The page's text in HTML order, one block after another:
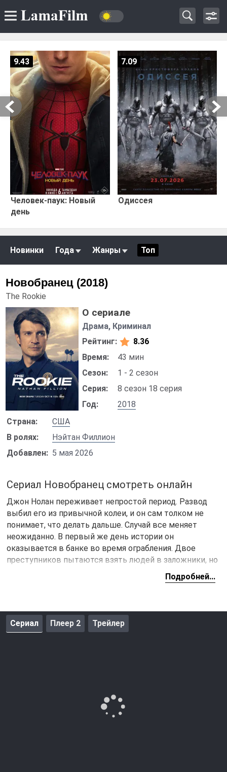
Человек-паук: Новый
день
9.43
Одиссея
7.09
Новинки Года Жанры Топ
Новобранец (2018)
The Rookie
О сериале
Драма, Криминал
Рейтинг:
8.36
Время:
43 мин
Сезон:
1 - 2 сезон
Серия:
8 сезон 18 серия
Год:
2018
Страна:
США
В ролях:
Нэйтан Филлион
Добавлен: 5 мая 2026
Сериал Новобранец смотреть онлайн
Джон Нолан переживает непростой период. Развод
выбил его из привычной колеи, и он сам толком не
понимает, что делать дальше. Случай все меняет
неожиданно. В первый же день истории он
оказывается в банке во время ограбления. Двое
преступников пытаются взять людей в заложники, но
Джон не теряется и помогает избежать беды. Никто
не погибает, и этот поступок словно толкает его к
После случившегося он идет в полицию. Проходит
академию и становится самым возрастным
доказать, что выбор был не случайным. Постепенно
служба становится для него новым смыслом и
шансом начать жизнь заново.
Подробней...
Сериал Плеер 2 Трейлер